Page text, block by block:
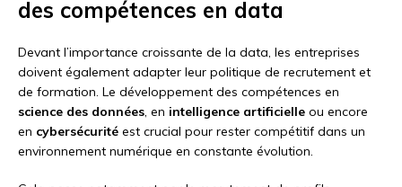
des compétences en data
Devant l’importance croissante de la data, les entreprises
doivent également adapter leur politique de recrutement et
de formation. Le développement des compétences en
science des données, en intelligence artificielle ou encore
en cybersécurité est crucial pour rester compétitif dans un
environnement numérique en constante évolution.